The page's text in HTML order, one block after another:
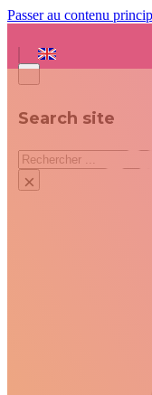
Passer au contenu
Search site
Rechercher
×